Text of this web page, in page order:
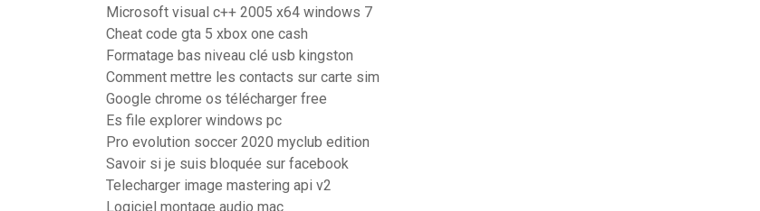
Microsoft visual c++ 2005 x64 windows 7
Cheat code gta 5 xbox one cash
Formatage bas niveau clé usb kingston
Comment mettre les contacts sur carte sim
Google chrome os télécharger free
Es file explorer windows pc
Pro evolution soccer 2020 myclub edition
Savoir si je suis bloquée sur facebook
Telecharger image mastering api v2
Logiciel montage audio mac